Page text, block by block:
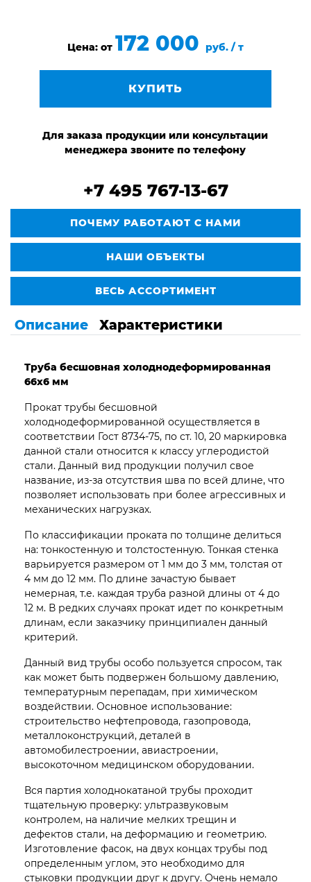
Цена: от 172 000 руб. / т
КУПИТЬ
Для заказа продукции или консультации
менеджера звоните по телефону
+7 495 767-13-67
ПОЧЕМУ РАБОТАЮТ С НАМИ
НАШИ ОБЪЕКТЫ
ВЕСЬ АССОРТИМЕНТ
Описание Характеристики
Труба бесшовная холоднодеформированная
66х6 мм
Прокат трубы бесшовной
холоднодеформированной осуществляется в
соответствии Гост 8734-75, по ст. 10, 20 маркировка
данной стали относится к классу углеродистой
стали. Данный вид продукции получил свое
название, из-за отсутствия шва по всей длине, что
позволяет использовать при более агрессивных и
механических нагрузках.
По классификации проката по толщине делиться
на: тонкостенную и толстостенную. Тонкая стенка
варьируется размером от 1 мм до 3 мм, толстая от
4 мм до 12 мм. По длине зачастую бывает
немерная, т.е. каждая труба разной длины от 4 до
12 м. В редких случаях прокат идет по конкретным
длинам, если заказчику принципиален данный
критерий.
Данный вид трубы особо пользуется спросом, так
как может быть подвержен большому давлению,
температурным перепадам, при химическом
воздействии. Основное использование:
строительство нефтепровода, газопровода,
металлоконструкций, деталей в
автомобилестроении, авиастроении,
высокоточном медицинском оборудовании.
Вся партия холоднокатаной трубы проходит
тщательную проверку: ультразвуковым
контролем, на наличие мелких трещин и
дефектов стали, на деформацию и геометрию.
Изготовление фасок, на двух концах трубы под
определенным углом, это необходимо для
стыковки продукции друг к другу. Очень немало